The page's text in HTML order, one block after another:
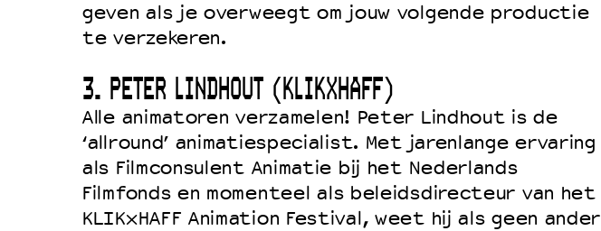
geven als je overweegt om jouw volgende productie
te verzekeren.
3. PETER LINDHOUT (KLIKXHAFF)
Alle animatoren verzamelen! Peter Lindhout is de
‘allround’ animatiespecialist. Met jarenlange ervaring
als Filmconsulent Animatie bij het Nederlands
Filmfonds en momenteel als beleidsdirecteur van het
KLIKxHAFF Animation Festival, weet hij als geen ander